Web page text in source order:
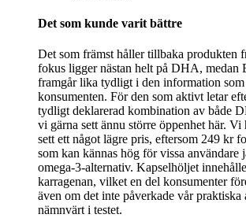
Det som kunde varit bättre
Det som främst håller tillbaka produkten
fokus ligger nästan helt på DHA, medan
framgår lika tydligt i den information
konsumenten. För den som aktivt letar
tydligt deklarerad kombination av både
vi gärna sett ännu större öppenhet här. Vi
sett ett något lägre pris, eftersom 249 kr
som kan kännas hög för vissa användare
omega-3-alternativ. Kapselhöljet
karragenan, vilket en del konsumenter
även om det inte påverkade vår praktiska
nämnvärt i testet.